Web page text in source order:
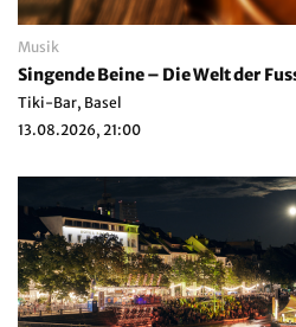
Musik
Singende Beine – Die Welt der
Tiki-Bar, Basel
13.08.2026, 21:00